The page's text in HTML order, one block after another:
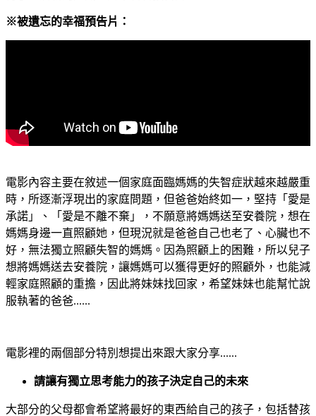
※被遺忘的幸福預告片：
電影內容主要在敘述一個家庭面臨媽媽的失智症狀越來越嚴重
時，所逐漸浮現出的家庭問題，但爸爸始終如一，堅持「愛是
承諾」、「愛是不離不棄」，不願意將媽媽送至安養院，想在
媽媽身邊一直照顧她，但現況就是爸爸自己也老了、心臟也不
好，無法獨立照顧失智的媽媽。因為照顧上的困難，所以兒子
想將媽媽送去安養院，讓媽媽可以獲得更好的照顧外，也能減
輕家庭照顧的重擔，因此將妹妹找回家，希望妹妹也能幫忙說
服執著的爸爸......
電影裡的兩個部分特別想提出來跟大家分享......
請讓有獨立思考能力的孩子決定自己的未來
大部分的父母都會希望將最好的東西給自己的孩子，包括替孩